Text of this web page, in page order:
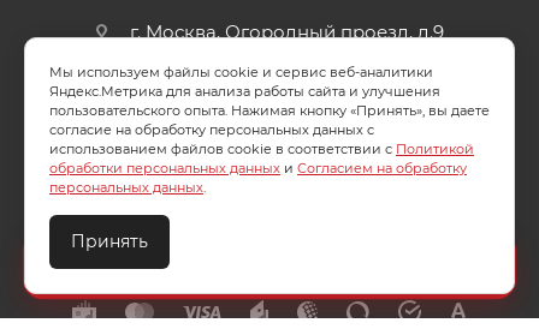
г. Москва, Огородный проезд, д.9
СОГЛАСИЕ НА ОБРАБОТКУ ПЕРСОНАЛЬНЫХ ДАННЫХ
ПОЛИТИКА ОБРАБОТКИ ПЕРСОНАЛЬНЫХ ДАННЫХ
2026 © ООО "Ивановотекстиль". ОГРН:1073703000029
Мы используем файлы cookie и сервис веб-аналитики
Яндекс.Метрика для анализа работы сайта и улучшения
пользовательского опыта. Нажимая кнопку «Принять», вы даете
согласие на обработку персональных данных с
использованием файлов cookie в соответствии с Политикой
обработки персональных данных и Согласием на обработку
персональных данных.
Принять